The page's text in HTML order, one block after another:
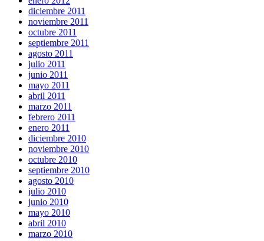
diciembre 2011
noviembre 2011
octubre 2011
septiembre 2011
agosto 2011
julio 2011
junio 2011
mayo 2011
abril 2011
marzo 2011
febrero 2011
enero 2011
diciembre 2010
noviembre 2010
octubre 2010
septiembre 2010
agosto 2010
julio 2010
junio 2010
mayo 2010
abril 2010
marzo 2010